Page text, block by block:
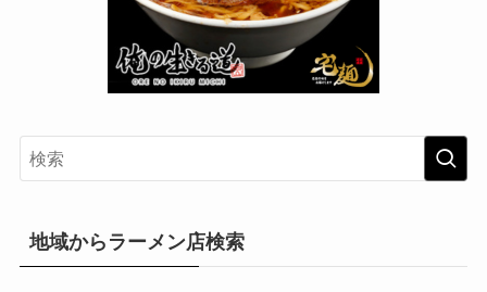
地域からラーメン店検索